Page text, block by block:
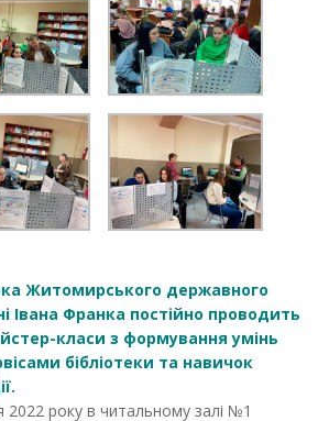
Житомирського державного
Івана Франка постійно проводить
класи з формування умінь
бібліотеки та навичок
року в читальному залі №1